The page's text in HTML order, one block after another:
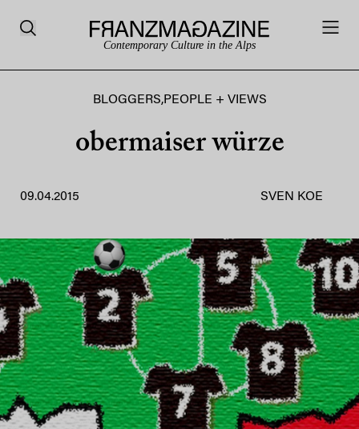
Contemporary Culture in the Alps
BLOGGERS,PEOPLE + VIEWS
obermaiser würze
09.04.2015 SVEN KOE